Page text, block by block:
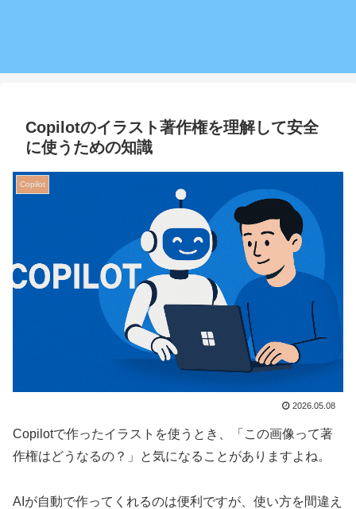
Copilotのイラスト著作権を理解して安全
に使うための知識
Copilot
2026.05.08
Copilotで作ったイラストを使うとき、「この画像って著
作権はどうなるの？」と気になることがありますよね。
AIが自動で作ってくれるのは便利ですが、使い方を間違え